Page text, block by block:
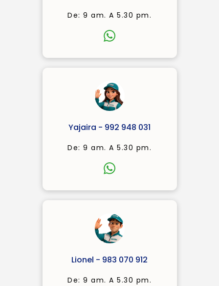
De: 9 am. A 5.30 pm.
Yajaira - 992 948 031
De: 9 am. A 5.30 pm.
Lionel - 983 070 912
De: 9 am. A 5.30 pm.